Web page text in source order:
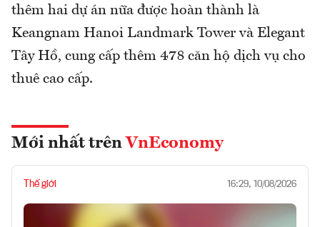
thêm hai dự án nữa được hoàn thành là
Keangnam Hanoi Landmark Tower và Elegant
Tây Hồ, cung cấp thêm 478 căn hộ dịch vụ cho
thuê cao cấp.
Mới nhất trên VnEconomy
Thế giới 16:29, 10/08/2026